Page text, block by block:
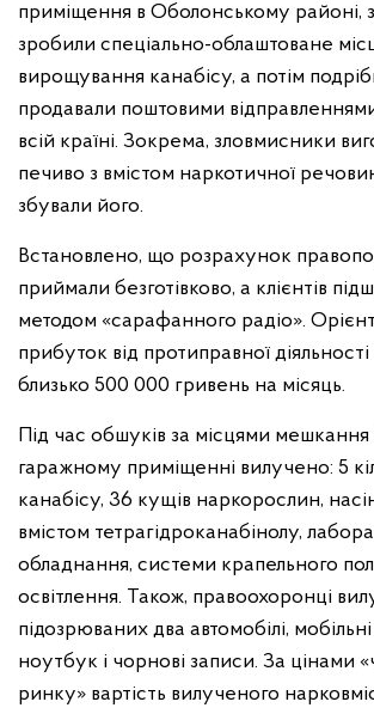
приміщення в Оболонському районі, з
зробили спеціально-облаштоване
вирощування канабісу, а потім
продавали поштовими
всій країні. Зокрема, зловмисники
печиво з вмістом наркотичної
збували його.
Встановлено, що розрахунок
приймали безготівково, а клієнтів
методом «сарафанного радіо».
прибуток від протиправної
близько 500 000 гривень на місяць.
Під час обшуків за місцями мешкання
гаражному приміщенні вилучено: 5
канабісу, 36 кущів наркорослин,
вмістом тетрагідроканабінолу,
обладнання, системи крапельного
освітлення. Також, правоохоронці
підозрюваних два автомобілі,
ноутбук і чорнові записи. За цінами
ринку» вартість вилученого